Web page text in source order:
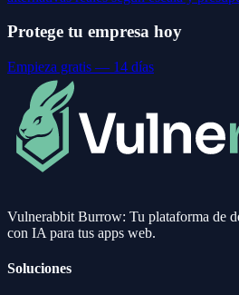
Protege tu empresa hoy
Empieza gratis — 14 días
Vulnerabbit Burrow: Tu plataforma de
con IA para tus apps web.
Soluciones